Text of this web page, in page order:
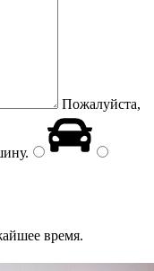
Пожалуйста,
.
время.